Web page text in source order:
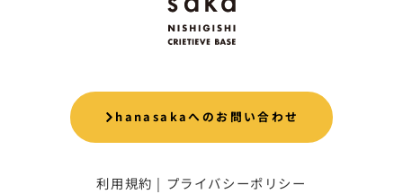
hanasakaへのお問い合わせ
利用規約 | プライバシーポリシー